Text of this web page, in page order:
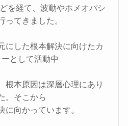
を経て、波動やホメオパシ
ってきました。
にした根本解決に向けたカ
として活動中
根本原因は深層心理にあり
。そこから
に向かっています。